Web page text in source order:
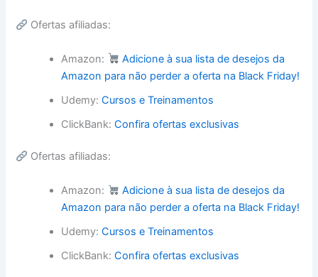
Ofertas afiliadas:
Amazon:
Adicione à sua lista de desejos da
Amazon para não perder a oferta na Black Friday!
Udemy:Cursos e Treinamentos
ClickBank:Confira ofertas exclusivas
Ofertas afiliadas:
Amazon:
Adicione à sua lista de desejos da
Amazon para não perder a oferta na Black Friday!
Udemy:Cursos e Treinamentos
ClickBank:Confira ofertas exclusivas